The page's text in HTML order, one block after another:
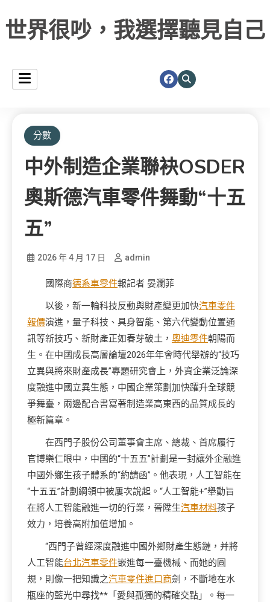
世界很吵，我選擇聽見自己
分數
中外制造企業聯袂OSDER
奧斯德汽車零件舞動“十五
五”
2026 年 4 月 17 日 admin
國際商德系車零件報記者 晏瀾菲
以後，新一輪科技反動與財產變更加快汽車零件
報價演進，量子科技、具身智能、第六代變動位置通
訊等新技巧、新財產正如春芽破土， 奧迪零件朝陽而
生。在中國成長高層論壇2026年年會時代舉辦的“技巧
立異與將來財產成長”專題研究會上，外資企業泛論深
度融進中國立異生態，中國企業策劃加快躍升全球競
爭舞臺，兩邊配合書寫著制造業高東西的品質成長的
極新篇章。
在西門子股份公司董事會主席、總裁、首席履行
官博樂仁眼中，中國的“十五五”計劃是一封讓外企融進
中國外鄉生孩子體系的“約請函”。他表現，人工智能在
“十五五”計劃綱領中被屢次說起。“人工智能+”舉動旨
在將人工智能融進一切的行業，晉陞生汽車材料孩子
效力，培養高附加值增加。
“西門子曾經深度融進中國外鄉財產生態鏈，并將
人工智能台北汽車零件嵌進每一臺機械、而她的圓
規，則像一把知識之汽車零件進口商劍，不斷地在水
瓶座的藍光中尋找**「愛與孤獨的精確交點」。每一